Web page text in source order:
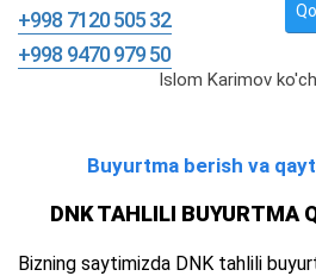
+998 7120 505 32
+998 9470 979 50
Islom Karimov
Buyurtma berish va
DNK TAHLILI BUYURTMA
Bizning saytimizda DNK tahlili